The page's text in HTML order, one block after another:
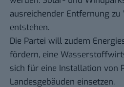
ausreichender Entfernung zu
entstehen.
Die Partei will zudem
fördern, eine
sich für eine Installation von
Landesgebäuden einsetzen.